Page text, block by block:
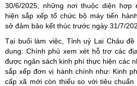
30/6/2025; những nơi thuộc diện hợp
hiện sắp xếp tổ chức bộ máy tiến
sở đảm bảo kết thúc trước ngày 31/7/
Tại buổi làm việc, Tỉnh uỷ Lai Châu
dung: Chính phủ xem xét hỗ trợ các
được ngân sách kinh phí thực hiện các
sắp xếp đơn vị hành chính như: Kinh
cấp xã mới còn thiếu so với tiêu